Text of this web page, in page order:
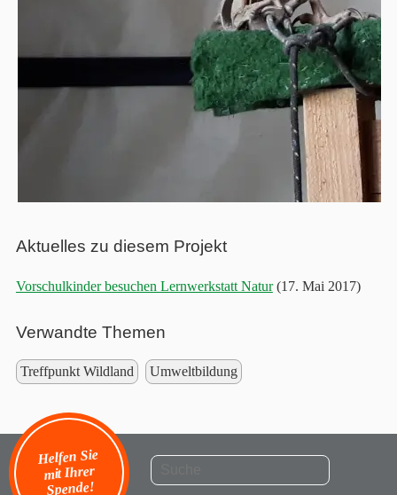
Aktuelles zu diesem Projekt
Vorschulkinder besuchen Lernwerkstatt Natur(17. Mai 2017)
Verwandte Themen
Treffpunkt Wildland Umweltbildung
Helfen Sie
mit Ihrer
Spende!